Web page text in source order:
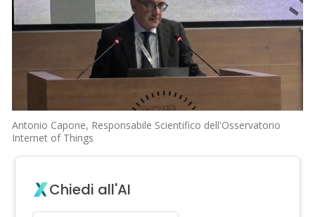
Antonio Capone, Responsabile Scientifico dell'Osservatorio
Internet of Things
Chiedi all'AI